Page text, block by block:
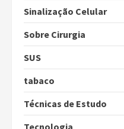
Sinalização Celular
Sobre Cirurgia
SUS
tabaco
Técnicas de Estudo